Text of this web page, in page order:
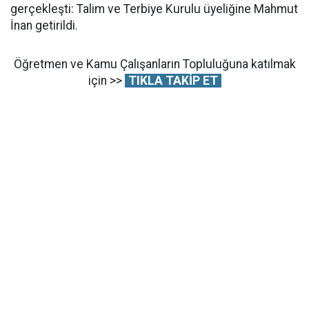
gerçekleşti: Talim ve Terbiye Kurulu üyeliğine Mahmut
İnan getirildi.
Öğretmen ve Kamu Çalışanların Topluluğuna katılmak
için >> TIKLA TAKİP ET